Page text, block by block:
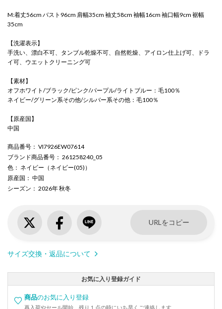
M:着丈56cm バスト96cm 肩幅35cm 袖丈58cm 袖幅16cm 袖口幅9cm 裾幅
35cm
【洗濯表示】
手洗い、漂白不可、タンブル乾燥不可、自然乾燥、アイロン仕上げ可、ドラ
イ可、ウエットクリーニング可
【素材】
オフホワイト/ブラック/ピンク/パープル/ライトブルー：毛100％
ネイビー/グリーン系その他/シルバー系その他：毛100％
【原産国】
中国
商品番号 ： VI7926EW07614
ブランド商品番号 ： 261258240_05
色 ： ネイビー（ネイビー(05)）
原産国 ： 中国
シーズン ： 2026年 秋冬
URLをコピー
サイズ交換・返品について
お気に入り登録ガイド
商品のお気に入り登録
再入荷やセール開始、残り１点の時にいち早くご連絡します